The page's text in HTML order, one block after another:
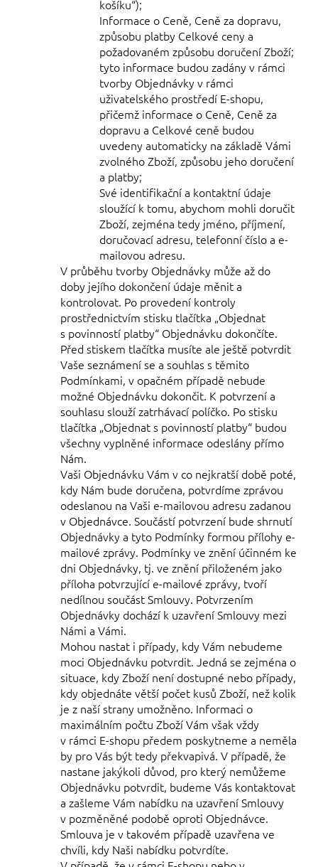
košíku“);
Informace o Ceně, Ceně za dopravu,
způsobu platby Celkové ceny a
požadovaném způsobu doručení Zboží;
tyto informace budou zadány v rámci
tvorby Objednávky v rámci
uživatelského prostředí E-shopu,
přičemž informace o Ceně, Ceně za
dopravu a Celkové ceně budou
uvedeny automaticky na základě Vámi
zvolného Zboží, způsobu jeho doručení
a platby;
Své identifikační a kontaktní údaje
sloužící k tomu, abychom mohli doručit
Zboží, zejména tedy jméno, příjmení,
doručovací adresu, telefonní číslo a e-
mailovou adresu.
V průběhu tvorby Objednávky může až do
doby jejího dokončení údaje měnit a
kontrolovat. Po provedení kontroly
prostřednictvím stisku tlačítka „Objednat
s povinností platby“ Objednávku dokončíte.
Před stiskem tlačítka musíte ale ještě potvrdit
Vaše seznámení se a souhlas s těmito
Podmínkami, v opačném případě nebude
možné Objednávku dokončit. K potvrzení a
souhlasu slouží zatrhávací políčko. Po stisku
tlačítka „Objednat s povinností platby“ budou
všechny vyplněné informace odeslány přímo
Nám.
Vaši Objednávku Vám v co nejkratší době poté,
kdy Nám bude doručena, potvrdíme zprávou
odeslanou na Vaši e-mailovou adresu zadanou
v Objednávce. Součástí potvrzení bude shrnutí
Objednávky a tyto Podmínky formou přílohy e-
mailové zprávy. Podmínky ve znění účinném ke
dni Objednávky, tj. ve znění přiloženém jako
příloha potvrzující e-mailové zprávy, tvoří
nedílnou součást Smlouvy. Potvrzením
Objednávky dochází k uzavření Smlouvy mezi
Námi a Vámi.
Mohou nastat i případy, kdy Vám nebudeme
moci Objednávku potvrdit. Jedná se zejména o
situace, kdy Zboží není dostupné nebo případy,
kdy objednáte větší počet kusů Zboží, než kolik
je z naší strany umožněno. Informaci o
maximálním počtu Zboží Vám však vždy
v rámci E-shopu předem poskytneme a neměla
by pro Vás být tedy překvapivá. V případě, že
nastane jakýkoli důvod, pro který nemůžeme
Objednávku potvrdit, budeme Vás kontaktovat
a zašleme Vám nabídku na uzavření Smlouvy
v pozměněné podobě oproti Objednávce.
Smlouva je v takovém případě uzavřena ve
chvíli, kdy Naši nabídku potvrdíte.